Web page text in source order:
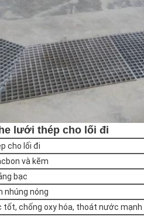
lưới thép cho lối đi
cho lối đi
và kẽm
bạc
nhúng nóng
tốt, chống oxy hóa, thoát nước mạnh